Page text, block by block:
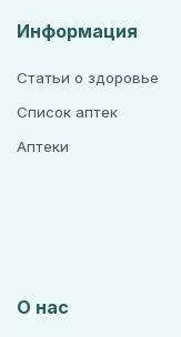
Информация
Статьи о здоровье
Список аптек
Аптеки
О нас